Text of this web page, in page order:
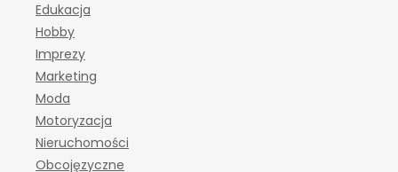
Edukacja
Hobby
Imprezy
Marketing
Moda
Motoryzacja
Nieruchomości
Obcojęzyczne